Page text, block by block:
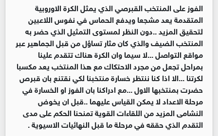
الفوز على المنتخب القبرصي الذي يمثل الكرة الاوروبية
المتقدمة يعد مشجعا ويدفع الحماس في نفوس اللاعبين
لتحقيق المزيد ..دون النظر لمستوى التمثيل الذي حضر به
المنتخب الضيف والذي كان مثار تساؤل من قبل الجماهير عبر
مواقع التواصل ...لا سيما وان الكرة هناك تتقدم علينا
بمراحل تجعل من مجرد الاحتكاك مع هذا المنتخب يعد مكسبا
لكرتنا ...الا اذا كنا ننتظر خسارة منتخبنا لكي نقتنع بان قبرص
حضرت بمنتخبها الاول ...مع ادراكنا بان الفوز او الخسارة في
مرحلة الاعداد لا يمكن القياس عليهما ..قبل ان يخوض
النشامى المزيد من اللقاءات القوية تمنحنا الحكم على مدى
التقدم الذي حققه في مرحلة ما قبل النهائيات الاسيوية .